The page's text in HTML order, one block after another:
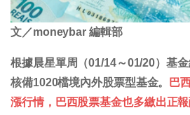
文／moneybar 編輯部
根據晨星單周（01/14～01/20）基
核備1020檔境內外股票型基金。
巴
漲行情，巴西股票基金也多繳出正